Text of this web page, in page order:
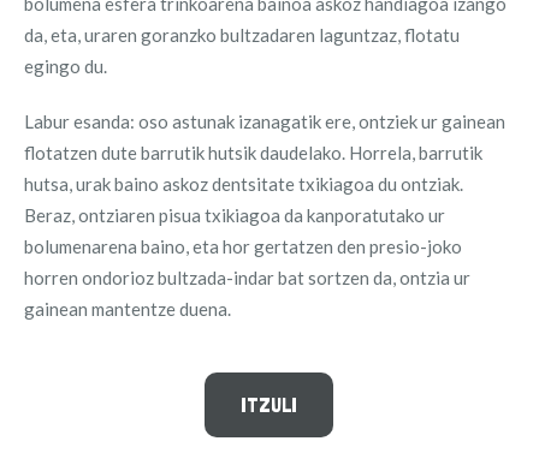
da, eta, uraren goranzko bultzadaren laguntzaz, flotatu
egingo du.
Labur esanda: oso astunak izanagatik ere, ontziek ur gainean
flotatzen dute barrutik hutsik daudelako. Horrela, barrutik
hutsa, urak baino askoz dentsitate txikiagoa du ontziak.
Beraz, ontziaren pisua txikiagoa da kanporatutako ur
bolumenarena baino, eta hor gertatzen den presio-joko
horren ondorioz bultzada-indar bat sortzen da, ontzia ur
gainean mantentze duena.
ITZULI